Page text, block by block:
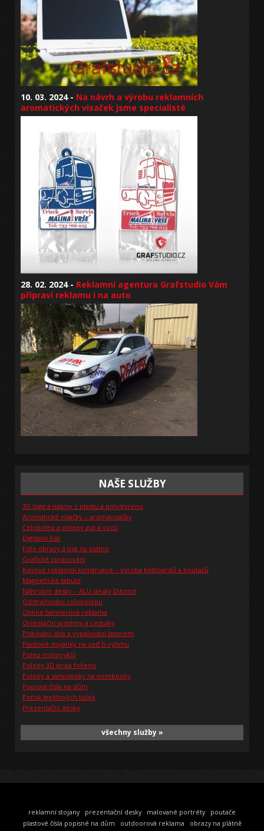
10. 03. 2024 - Na návrh a výrobu reklamních
aromatických visaček jsme specialisté
28. 02. 2024 - Reklamní agentura Grafstudio Vám
připraví reklamu i na auto
NAŠE SLUŽBY
3D loga a nápisy z plastu a polystyrenu
Aromatické visačky – aromavisačky
Celopolep a polepy aut a vozů
Digitální tisk
Foto obrazy a tisk na plátno
Grafické zpracování
Kovové reklamní konstrukce – výroba billboardů a poutačů
Magnetické tabule
Náhrobní desky – ALU desky Dibond
Odstraňování celopolepu
Online bannerová reklama
Orientační systémy a cedulky
Pískování skla a vypalování laserem
Plastové stojánky na zeď či výlohu
Polep motocyklů
Polepy 3D wrap foliemi
Polepy a samolepky na notebooky
Popisná čísla na dům
Potisk igelitových tašek
Prezentační desky
všechny služby »
reklamní stojany prezentační desky malované portréty
poutače
plastové čísla popisné na dům
outdoorová reklama
obrazy na plátně